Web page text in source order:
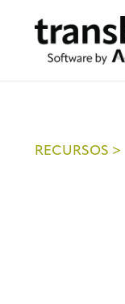
RECURSOS >